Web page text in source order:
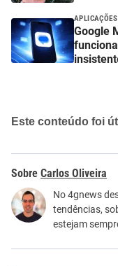
APLICAÇÕES
Google
Este conteúdo foi
Este conteúdo
Este conteúdo não
Outro
Carlos Oliveira
No 4gnews
tendências,
estejam